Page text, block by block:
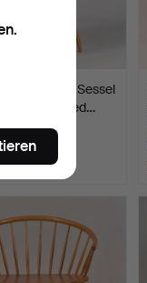
EKSTRÖM. Sessel
Eiche, Swed…